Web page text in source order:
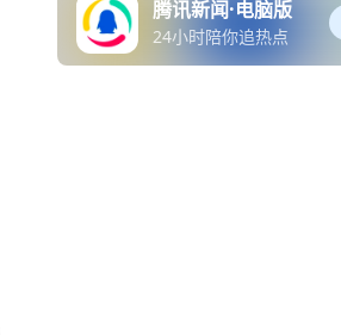
腾讯新闻·电脑版
24小时陪你追热点